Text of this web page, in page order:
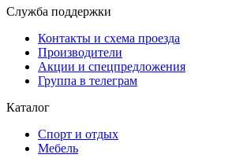
Служба поддержки
Контакты и схема проезда
Производители
Акции и спецпредложения
Группа в телеграм
Каталог
Спорт и отдых
Мебель